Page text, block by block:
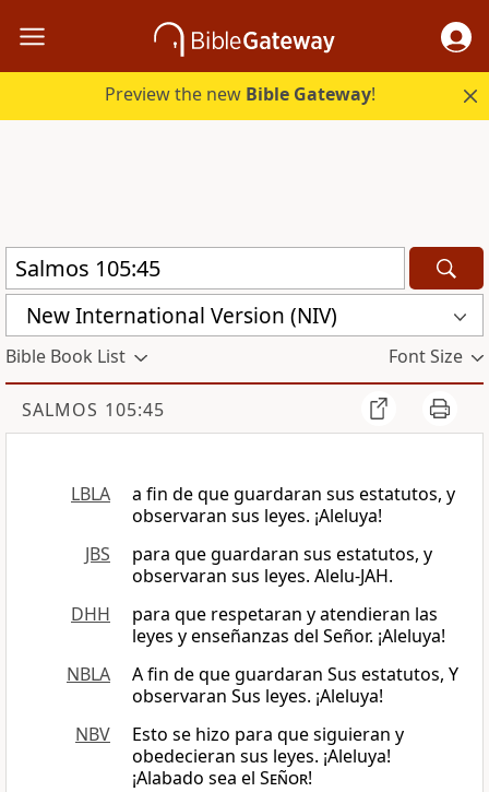
Preview the new Bible Gateway!
New International Version (NIV)
Bible Book List Font Size
SALMOS 105:45
LBLA
a fin de que guardaran sus estatutos, y
observaran sus leyes. ¡Aleluya!
JBS
para que guardaran sus estatutos, y
observaran sus leyes. Alelu-JAH.
DHH
para que respetaran y atendieran las
leyes y enseñanzas del Señor. ¡Aleluya!
NBLA
A fin de que guardaran Sus estatutos, Y
observaran Sus leyes. ¡Aleluya!
NBV
Esto se hizo para que siguieran y
obedecieran sus leyes. ¡Aleluya!
¡Alabado sea el Señor!